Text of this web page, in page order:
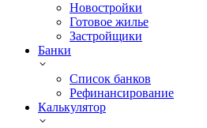
Новостройки
Готовое жилье
Застройщики
Банки
Список банков
Рефинансирование
Калькулятор